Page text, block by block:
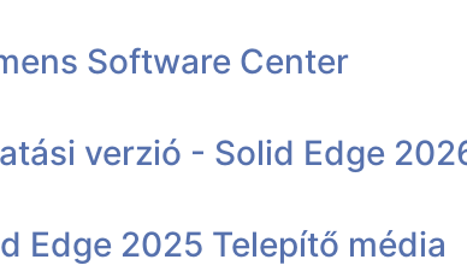
Software Center
verzió - Solid Edge
Edge 2025 Telepítő média